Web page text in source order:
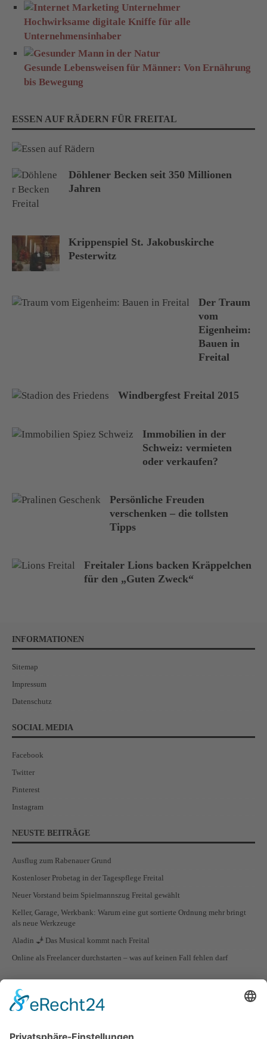
Hochwirksame digitale Kniffe für alle
Unternehmensinhaber
Gesunde Lebensweisen für Männer: Von Ernährung
bis Bewegung
ESSEN AUF RÄDERN FÜR FREITAL
Döhlener Becken seit 350 Millionen
Jahren
Krippenspiel St. Jakobuskirche
Pesterwitz
Der Traum
vom
Eigenheim:
Bauen in
Freital
Windbergfest Freital 2015
Immobilien in der
Schweiz: vermieten
oder verkaufen?
Persönliche Freuden
verschenken – die tollsten
Tipps
Freitaler Lions backen Kräppelchen
für den „Guten Zweck“
INFORMATIONEN
Sitemap
Impressum
Datenschutz
SOCIAL MEDIA
Facebook
Twitter
Pinterest
Instagram
NEUSTE BEITRÄGE
Ausflug zum Rabenauer Grund
Kostenloser Probetag in der Tagespflege Freital
Neuer Vorstand beim Spielmannszug Freital gewählt
Keller, Garage, Werkbank: Warum eine gut sortierte Ordnung mehr bringt
als neue Werkzeuge
Aladin 🧞 Das Musical kommt nach Freital
Online als Freelancer durchstarten – was auf keinen Fall fehlen darf
Freital Ortsteil Zauckerode